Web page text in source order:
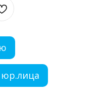
юр.лица